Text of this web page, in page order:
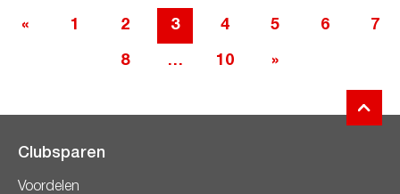
« 1 2 3 4 5 6 7
8 … 10 »
Clubsparen
Voordelen